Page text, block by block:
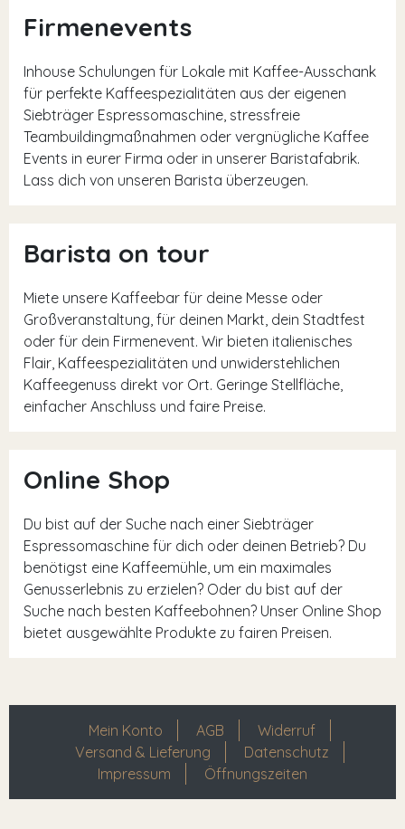
Firmenevents
Inhouse Schulungen für Lokale mit Kaffee-Ausschank
für perfekte Kaffeespezialitäten aus der eigenen
Siebträger Espressomaschine, stressfreie
Teambuildingmaßnahmen oder vergnügliche Kaffee
Events in eurer Firma oder in unserer Baristafabrik.
Lass dich von unseren Barista überzeugen.
Barista on tour
Miete unsere Kaffeebar für deine Messe oder
Großveranstaltung, für deinen Markt, dein Stadtfest
oder für dein Firmenevent. Wir bieten italienisches
Flair, Kaffeespezialitäten und unwiderstehlichen
Kaffeegenuss direkt vor Ort. Geringe Stellfläche,
einfacher Anschluss und faire Preise.
Online Shop
Du bist auf der Suche nach einer Siebträger
Espressomaschine für dich oder deinen Betrieb? Du
benötigst eine Kaffeemühle, um ein maximales
Genusserlebnis zu erzielen? Oder du bist auf der
Suche nach besten Kaffeebohnen? Unser Online Shop
bietet ausgewählte Produkte zu fairen Preisen.
Mein Konto AGB
Widerruf
Versand & Lieferung
Datenschutz
Impressum
Öffnungszeiten